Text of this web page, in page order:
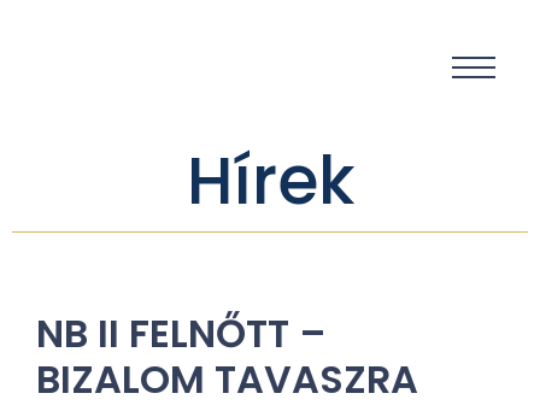
Hírek
NB II FELNŐTT –
BIZALOM TAVASZRA